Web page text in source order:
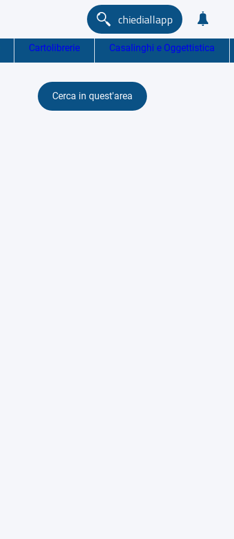
chiediallapp
Cartolibrerie Casalinghi e Oggettistica
Cerca in quest'area